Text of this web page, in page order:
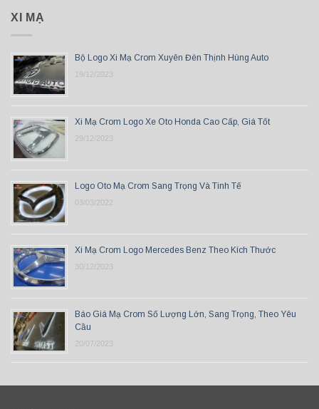
XI MẠ
Bộ Logo Xi Mạ Crom Xuyên Đèn Thịnh Hùng Auto
19/12/2023
Xi Mạ Crom Logo Xe Oto Honda Cao Cấp, Giá Tốt
29/12/2023
Logo Oto Mạ Crom Sang Trọng Và Tinh Tế
03/03/2022
Xi Mạ Crom Logo Mercedes Benz Theo Kích Thước
30/12/2023
Báo Giá Mạ Crom Số Lượng Lớn, Sang Trọng, Theo Yêu
Cầu
20/07/2023